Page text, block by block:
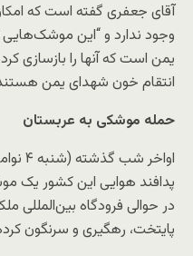
آقای جعفری گفته است که
وجود ندارد و “این
یمن است که آنها را بازسازی
انتقام خون شهدای یمن
حمله موشکی به عربستان
پدافند هوایی این کشور یک
در حوالی فرودگاه بین‌المللی
پایتخت، رهگیری و سرنگون